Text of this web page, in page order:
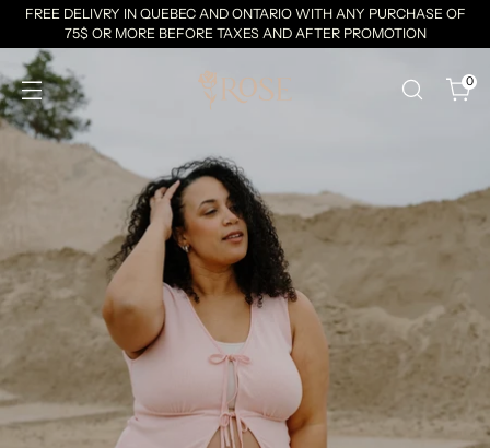
FREE DELIVRY IN QUEBEC AND ONTARIO WITH ANY PURCHASE OF
75$ OR MORE BEFORE TAXES AND AFTER PROMOTION
0